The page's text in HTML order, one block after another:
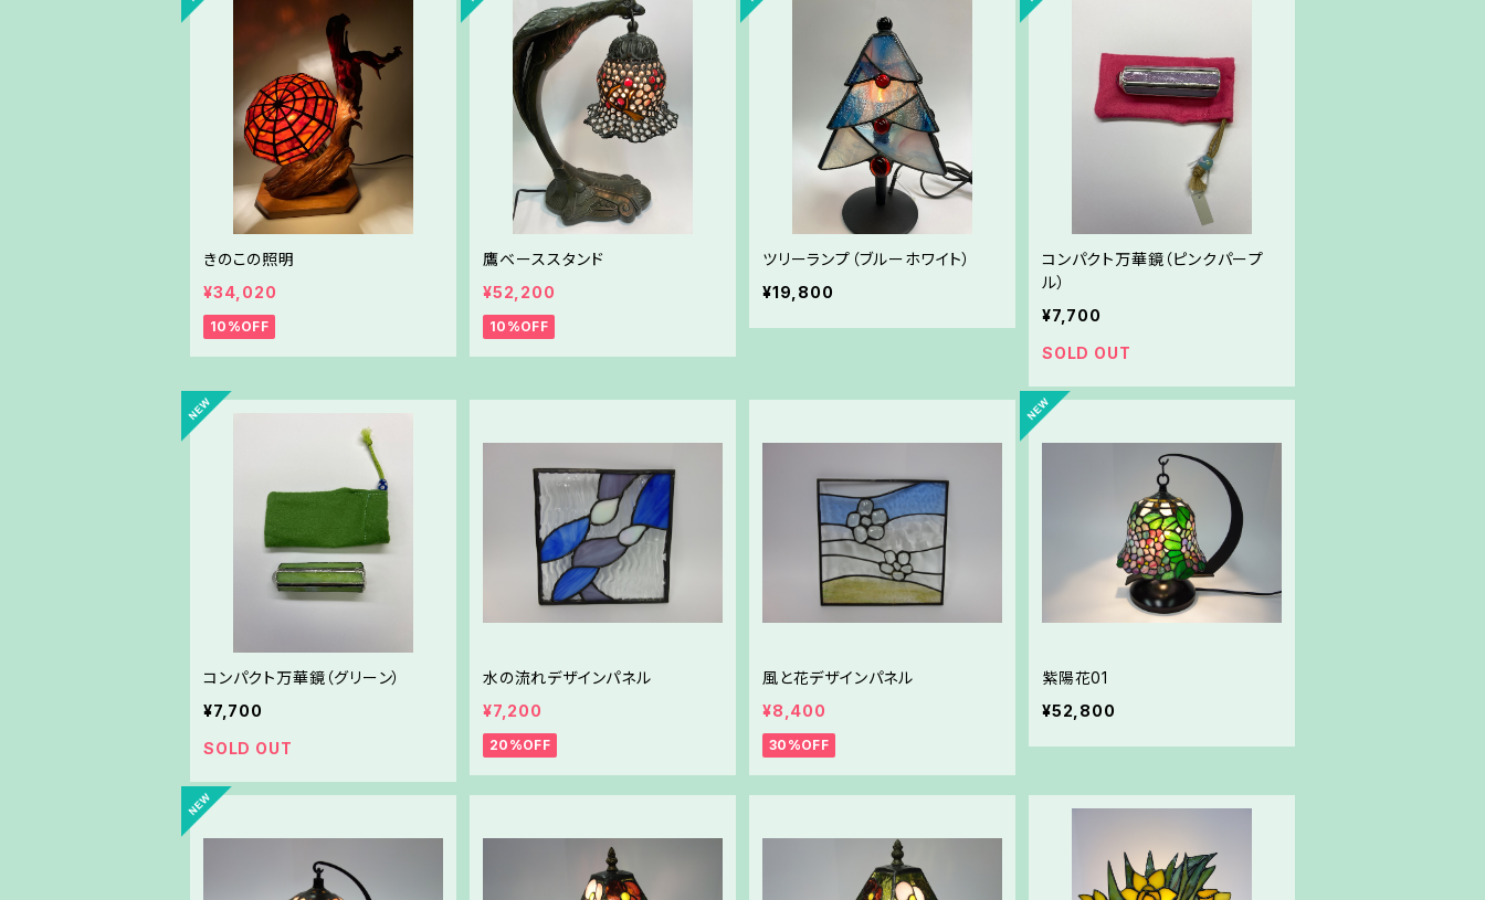
きのこの照明
¥34,020
10%OFF
鷹ベーススタンド
¥52,200
10%OFF
ツリーランプ（ブルーホワイト）
¥19,800
コンパクト万華鏡（ピンクパープ
ル）
¥7,700
SOLD OUT
コンパクト万華鏡（グリーン）
¥7,700
SOLD OUT
水の流れデザインパネル
¥7,200
20%OFF
風と花デザインパネル
¥8,400
30%OFF
紫陽花01
¥52,800